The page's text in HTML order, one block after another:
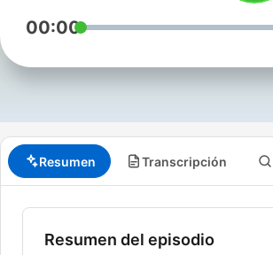
00:00
Resumen Transcripción
Resumen del episodio